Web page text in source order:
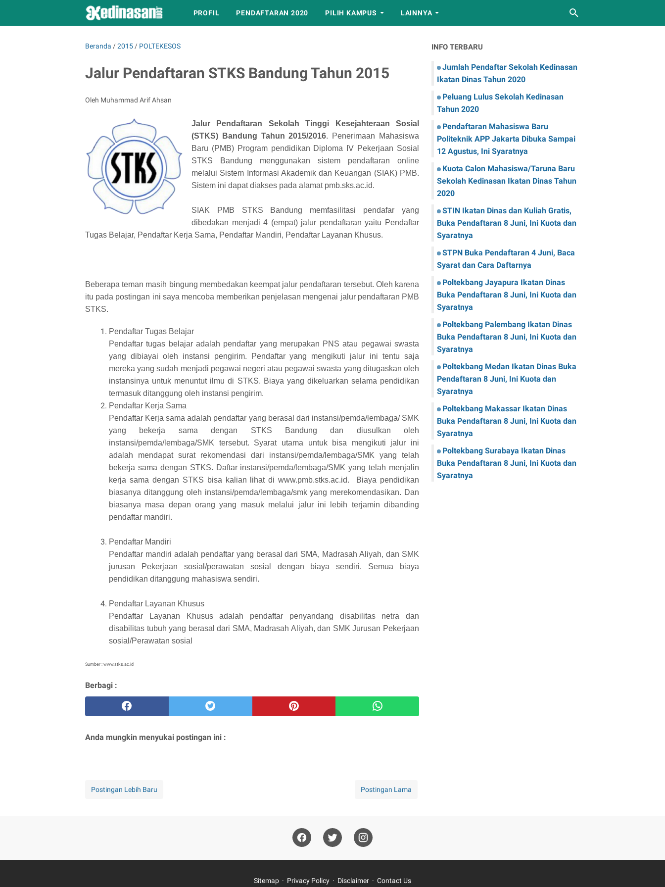
PROFIL PENDAFTARAN 2020 PILIH KAMPUS LAINNYA
Beranda /2015 / POLTEKESOS
Jalur Pendaftaran STKS Bandung Tahun 2015
Oleh Muhammad Arif Ahsan
Jalur Pendaftaran Sekolah Tinggi Kesejahteraan Sosial
(STKS) Bandung Tahun 2015/2016. Penerimaan Mahasiswa
Baru (PMB) Program pendidikan Diploma IV Pekerjaan Sosial
STKS Bandung menggunakan sistem pendaftaran online
melalui Sistem Informasi Akademik dan Keuangan (SIAK) PMB.
Sistem ini dapat diakses pada alamat pmb.sks.ac.id.
SIAK PMB STKS Bandung memfasilitasi pendafar yang
dibedakan menjadi 4 (empat) jalur pendaftaran yaitu Pendaftar
Tugas Belajar, Pendaftar Kerja Sama, Pendaftar Mandiri, Pendaftar Layanan Khusus.
Beberapa teman masih bingung membedakan keempat jalur pendaftaran tersebut. Oleh karena
itu pada postingan ini saya mencoba memberikan penjelasan mengenai jalur pendaftaran PMB
STKS.
Pendaftar Tugas Belajar
Pendaftar tugas belajar adalah pendaftar yang merupakan PNS atau pegawai swasta
yang dibiayai oleh instansi pengirim. Pendaftar yang mengikuti jalur ini tentu saja
mereka yang sudah menjadi pegawai negeri atau pegawai swasta yang ditugaskan oleh
instansinya untuk menuntut ilmu di STKS. Biaya yang dikeluarkan selama pendidikan
termasuk ditanggung oleh instansi pengirim.
Pendaftar Kerja Sama
Pendaftar Kerja sama adalah pendaftar yang berasal dari instansi/pemda/lembaga/ SMK
yang bekerja sama dengan STKS Bandung dan diusulkan oleh
instansi/pemda/lembaga/SMK tersebut. Syarat utama untuk bisa mengikuti jalur ini
adalah mendapat surat rekomendasi dari instansi/pemda/lembaga/SMK yang telah
bekerja sama dengan STKS. Daftar instansi/pemda/lembaga/SMK yang telah menjalin
kerja sama dengan STKS bisa kalian lihat di www.pmb.stks.ac.id. Biaya pendidikan
biasanya ditanggung oleh instansi/pemda/lembaga/smk yang merekomendasikan. Dan
biasanya masa depan orang yang masuk melalui jalur ini lebih terjamin dibanding
pendaftar mandiri.
Pendaftar Mandiri
Pendaftar mandiri adalah pendaftar yang berasal dari SMA, Madrasah Aliyah, dan SMK
jurusan Pekerjaan sosial/perawatan sosial dengan biaya sendiri. Semua biaya
pendidikan ditanggung mahasiswa sendiri.
Pendaftar Layanan Khusus
Pendaftar Layanan Khusus adalah pendaftar penyandang disabilitas netra dan
disabilitas tubuh yang berasal dari SMA, Madrasah Aliyah, dan SMK Jurusan Pekerjaan
sosial/Perawatan sosial
Sumber : www.stks.ac.id
Berbagi :
Anda mungkin menyukai postingan ini :
Postingan Lebih Baru Postingan Lama
INFO TERBARU
Jumlah Pendaftar Sekolah Kedinasan
Ikatan Dinas Tahun 2020
Peluang Lulus Sekolah Kedinasan
Tahun 2020
Pendaftaran Mahasiswa Baru
Politeknik APP Jakarta Dibuka Sampai
12 Agustus, Ini Syaratnya
Kuota Calon Mahasiswa/Taruna Baru
Sekolah Kedinasan Ikatan Dinas Tahun
2020
STIN Ikatan Dinas dan Kuliah Gratis,
Buka Pendaftaran 8 Juni, Ini Kuota dan
Syaratnya
STPN Buka Pendaftaran 4 Juni, Baca
Syarat dan Cara Daftarnya
Poltekbang Jayapura Ikatan Dinas
Buka Pendaftaran 8 Juni, Ini Kuota dan
Syaratnya
Poltekbang Palembang Ikatan Dinas
Buka Pendaftaran 8 Juni, Ini Kuota dan
Syaratnya
Poltekbang Medan Ikatan Dinas Buka
Pendaftaran 8 Juni, Ini Kuota dan
Syaratnya
Poltekbang Makassar Ikatan Dinas
Buka Pendaftaran 8 Juni, Ini Kuota dan
Syaratnya
Poltekbang Surabaya Ikatan Dinas
Buka Pendaftaran 8 Juni, Ini Kuota dan
Syaratnya
Sitemap Privacy Policy Disclaimer Contact Us